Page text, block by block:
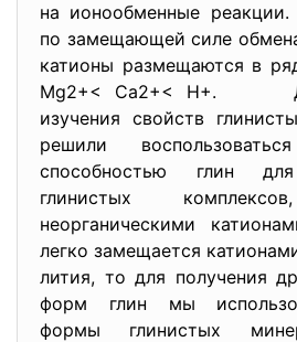
на ионообменные реакции.
по замещающей силе
катионы размещаются в
Mg2+< Ca2+< H+.
изучения свойств
решили
способностью глин для
глинистых
неорганическими
легко замещается
лития, то для получения
форм глин мы
формы глинистых